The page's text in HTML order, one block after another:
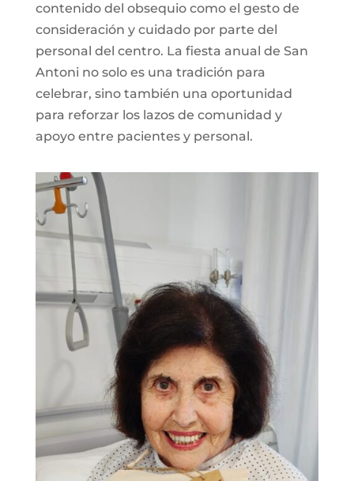
contenido del obsequio como el gesto de
consideración y cuidado por parte del
personal del centro. La fiesta anual de San
Antoni no solo es una tradición para
celebrar, sino también una oportunidad
para reforzar los lazos de comunidad y
apoyo entre pacientes y personal.